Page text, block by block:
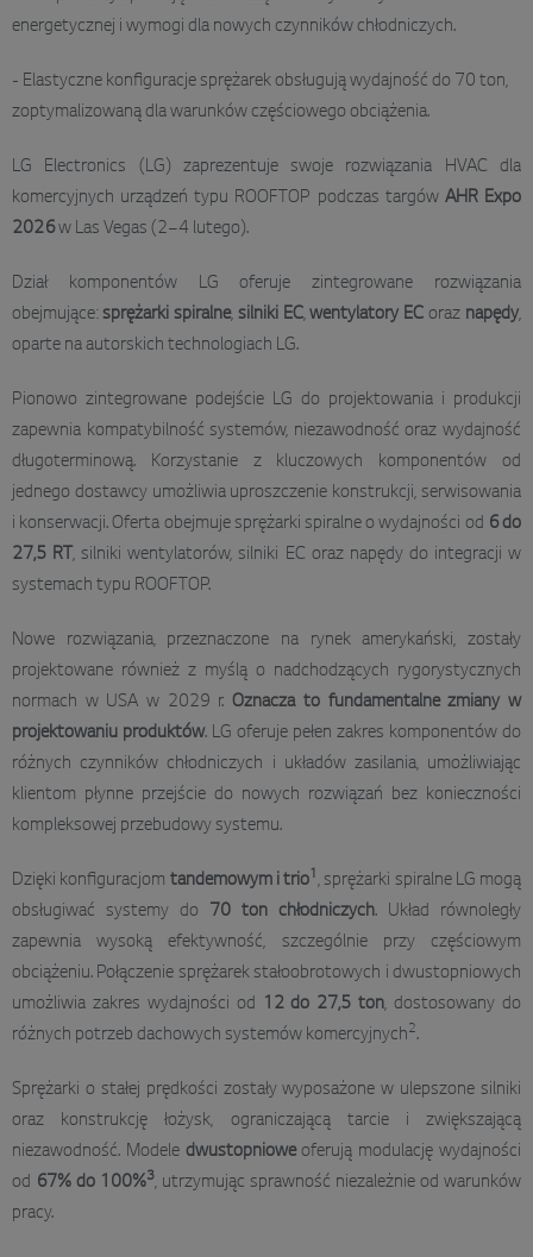
energetycznej i wymogi dla nowych czynników chłodniczych.
- Elastyczne konfiguracje sprężarek obsługują wydajność do 70 ton,
zoptymalizowaną dla warunków częściowego obciążenia.
LG Electronics (LG) zaprezentuje swoje rozwiązania HVAC dla
komercyjnych urządzeń typu ROOFTOP podczas targów AHR Expo
2026w Las Vegas (2–4 lutego).
Dział komponentów LG oferuje zintegrowane rozwiązania
obejmujące: sprężarki spiralne, silniki EC,wentylatory EC oraz napędy,
oparte na autorskich technologiach LG.
Pionowo zintegrowane podejście LG do projektowania i produkcji
zapewnia kompatybilność systemów, niezawodność oraz wydajność
długoterminową. Korzystanie z kluczowych komponentów od
jednego dostawcy umożliwia uproszczenie konstrukcji, serwisowania
i konserwacji. Oferta obejmuje sprężarki spiralne o wydajności od 6 do
27,5 RT, silniki wentylatorów, silniki EC oraz napędy do integracji w
systemach typu ROOFTOP.
Nowe rozwiązania, przeznaczone na rynek amerykański, zostały
projektowane również z myślą o nadchodzących rygorystycznych
normach w USA w 2029 r.Oznacza to fundamentalne zmiany w
projektowaniu produktów. LG oferuje pełen zakres komponentów do
różnych czynników chłodniczych i układów zasilania, umożliwiając
klientom płynne przejście do nowych rozwiązań bez konieczności
kompleksowej przebudowy systemu.
Dzięki konfiguracjom tandemowym i trio1 , sprężarki spiralne LG mogą
obsługiwać systemy do
70 ton chłodniczych. Układ równoległy
zapewnia wysoką efektywność, szczególnie przy częściowym
obciążeniu. Połączenie sprężarek stałoobrotowych i dwustopniowych
umożliwia zakres wydajności od
12 do 27,5 ton, dostosowany do
różnych potrzeb dachowych systemów komercyjnych2.
Sprężarki o stałej prędkości zostały wyposażone w ulepszone silniki
oraz konstrukcję łożysk, ograniczającą tarcie i zwiększającą
niezawodność. Modele dwustopnioweoferują modulację wydajności
od 67% do 100%3, utrzymując sprawność niezależnie od warunków
pracy.